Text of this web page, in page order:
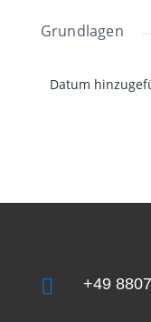
Grundlagen
Datum
 +49